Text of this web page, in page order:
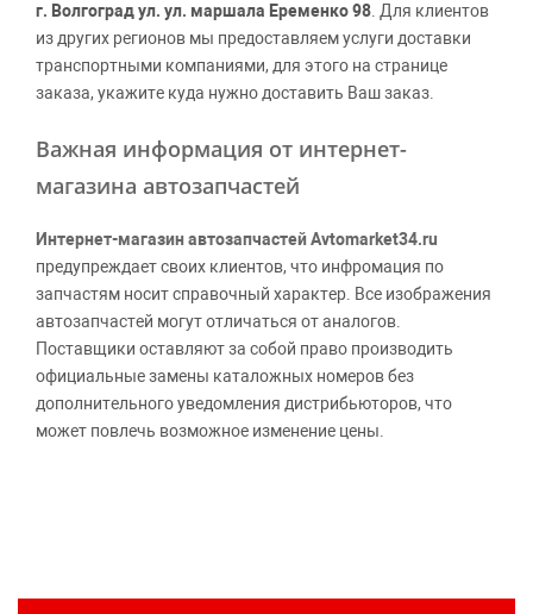
г. Волгоград ул. ул. маршала Еременко 98 . Для клиентов
из других регионов мы предоставляем услуги доставки
транспортными компаниями, для этого на странице
заказа, укажите куда нужно доставить Ваш заказ.
Важная информация от интернет-
магазина автозапчастей
Интернет-магазин автозапчастей Avtomarket34.ru
предупреждает своих клиентов, что инфромация по
запчастям носит справочный характер. Все изображения
автозапчастей могут отличаться от аналогов.
Поставщики оставляют за собой право производить
официальные замены каталожных номеров без
дополнительного уведомления дистрибьюторов, что
может повлечь возможное изменение цены.